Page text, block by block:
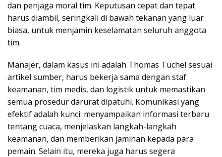
dan penjaga moral tim. Keputusan cepat dan tepat
harus diambil, seringkali di bawah tekanan yang luar
biasa, untuk menjamin keselamatan seluruh anggota
tim.
Manajer, dalam kasus ini adalah Thomas Tuchel sesuai
artikel sumber, harus bekerja sama dengan staf
keamanan, tim medis, dan logistik untuk memastikan
semua prosedur darurat dipatuhi. Komunikasi yang
efektif adalah kunci: menyampaikan informasi terbaru
tentang cuaca, menjelaskan langkah-langkah
keamanan, dan memberikan jaminan kepada para
pemain. Selain itu, mereka juga harus segera